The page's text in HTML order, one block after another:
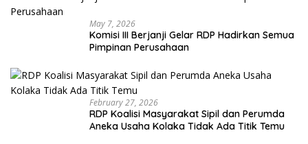
May 7, 2026
Komisi III Berjanji Gelar RDP Hadirkan Semua
Pimpinan Perusahaan
February 27, 2026
RDP Koalisi Masyarakat Sipil dan Perumda
Aneka Usaha Kolaka Tidak Ada Titik Temu